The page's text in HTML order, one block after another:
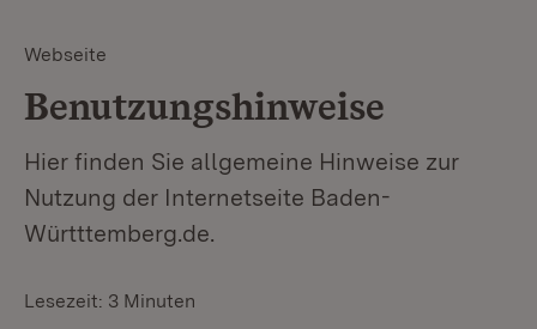
Webseite
Benutzungshinweise
Hier finden Sie allgemeine Hinweise zur
Nutzung der Internetseite Baden-
Württtemberg.de.
Lesezeit: 3 Minuten